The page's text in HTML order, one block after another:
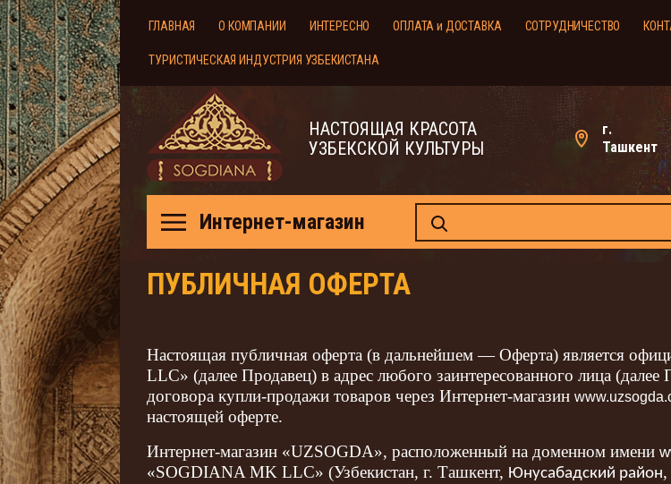
ГЛАВНАЯ О КОМПАНИИ ИНТЕРЕСНО ОПЛАТА и ДОСТАВКА СОТРУДНИЧЕСТВО
ТУРИСТИЧЕСКАЯ ИНДУСТРИЯ УЗБЕКИСТАНА
НАСТОЯЩАЯ КРАСОТА
УЗБЕКСКОЙ КУЛЬТУРЫ
г.
Ташкент
Интернет-магазин
ПУБЛИЧНАЯ ОФЕРТА
Настоящая публичная оферта (в дальнейшем — Оферта) является
LLC» (далее Продавец) в адрес любого заинтересованного лица (далее
договора купли-продажи товаров через Интернет-магазинwww.uzsogda.
настоящей оферте.
Интернет-магазин «UZSOGDA», расположенный на доменном имени
«SOGDIANA MK LLC» (Узбекистан, г. Ташкент, Юнусабадский район,